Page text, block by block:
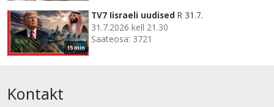
15 min
TV7 Iisraeli uudised R 31.7.
31.7.2026 kell 21.30
Saateosa: 3721
Kontakt